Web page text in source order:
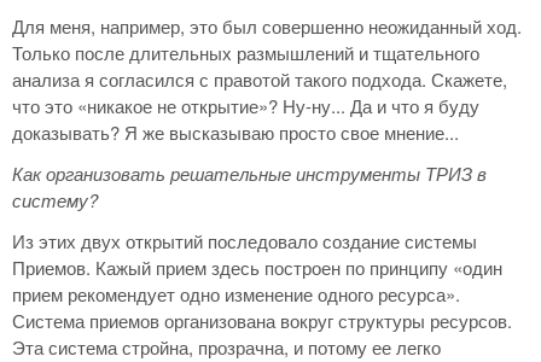
Для меня, например, это был совершенно неожиданный ход.
Только после длительных размышлений и тщательного
анализа я согласился с правотой такого подхода. Скажете,
что это «никакое не открытие»? Ну-ну... Да и что я буду
доказывать? Я же высказываю просто свое мнение...
Как организовать решательные инструменты ТРИЗ в
систему?
Из этих двух открытий последовало создание системы
Приемов. Кажый прием здесь построен по принципу «один
прием рекомендует одно изменение одного ресурса».
Система приемов организована вокруг структуры ресурсов.
Эта система стройна, прозрачна, и потому ее легко